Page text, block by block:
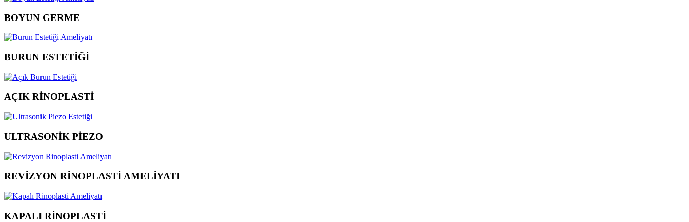
BOYUN GERME
BURUN ESTETİĞİ
AÇIK RİNOPLASTİ
ULTRASONİK PİEZO
REVİZYON RİNOPLASTİ AMELİYATI
KAPALI RİNOPLASTİ